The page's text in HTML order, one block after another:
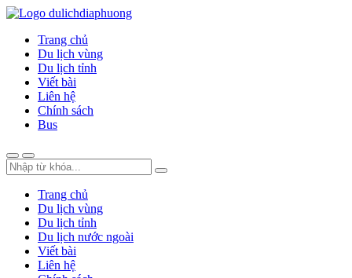
Trang chủ
Du lịch vùng
Du lịch tỉnh
Viết bài
Liên hệ
Chính sách
Bus
Trang chủ
Du lịch vùng
Du lịch tỉnh
Du lịch nước ngoài
Viết bài
Liên hệ